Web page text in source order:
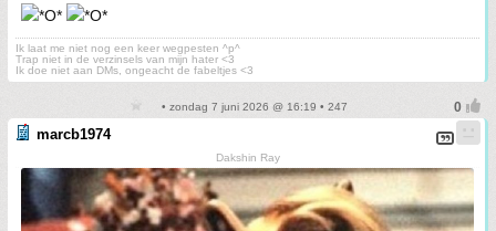
Ik laat me niet nog een keer wegpesten ^p^
Trap niet in de verzinsels van mijn hater <3
Ik doe niet aan DMs, ongeacht de fabeltjes <3
• zondag 7 juni 2026 @ 16:19 • 247
marcb1974
Dakshin Ray